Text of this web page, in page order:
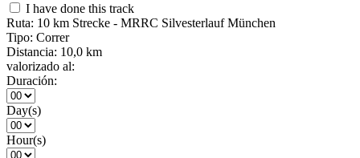
I have done this track
Ruta: 10 km Strecke - MRRC Silvesterlauf München
Tipo: Correr
Distancia: 10,0 km
valorizado al:
Duración:
Day(s)
Hour(s)